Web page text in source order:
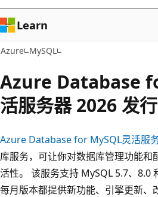
Learn
Azure MySQL
Azure Database
活服务器 2026 发
Azure Database for MySQL灵活服
库服务，可让你对数据库管理功能和
活性。 该服务支持 MySQL 5.7、8.0
每月版本都提供新功能、引擎更新、